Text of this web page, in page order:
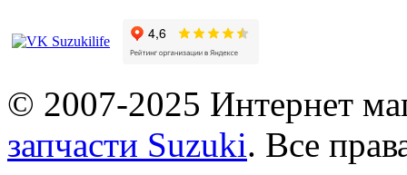
© 2007-2025 Интернет
запчасти Suzuki. Все